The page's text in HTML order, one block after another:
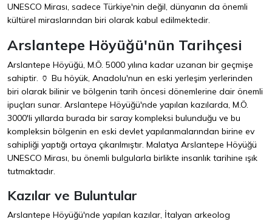
UNESCO Mirası, sadece Türkiye'nin değil, dünyanın da önemli
kültürel miraslarından biri olarak kabul edilmektedir.
Arslantepe Höyüğü'nün Tarihçesi
Arslantepe Höyüğü, M.Ö. 5000 yılına kadar uzanan bir geçmişe
sahiptir. 🏺 Bu höyük, Anadolu'nun en eski yerleşim yerlerinden
biri olarak bilinir ve bölgenin tarih öncesi dönemlerine dair önemli
ipuçları sunar. Arslantepe Höyüğü'nde yapılan kazılarda, M.Ö.
3000'li yıllarda burada bir saray kompleksi bulunduğu ve bu
kompleksin bölgenin en eski devlet yapılanmalarından birine ev
sahipliği yaptığı ortaya çıkarılmıştır. Malatya Arslantepe Höyüğü
UNESCO Mirası, bu önemli bulgularla birlikte insanlık tarihine ışık
tutmaktadır.
Kazılar ve Buluntular
Arslantepe Höyüğü'nde yapılan kazılar, İtalyan arkeolog